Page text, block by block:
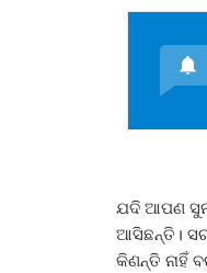
ଯଦି ଆପଣ
ଆସିଛନ୍ତି।
କିଣନ୍ତି ନାହିଁ